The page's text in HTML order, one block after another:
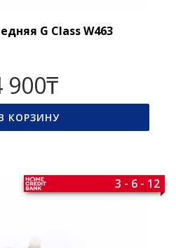
G Class W463
900₸
КОРЗИНУ
3 - 6 - 12